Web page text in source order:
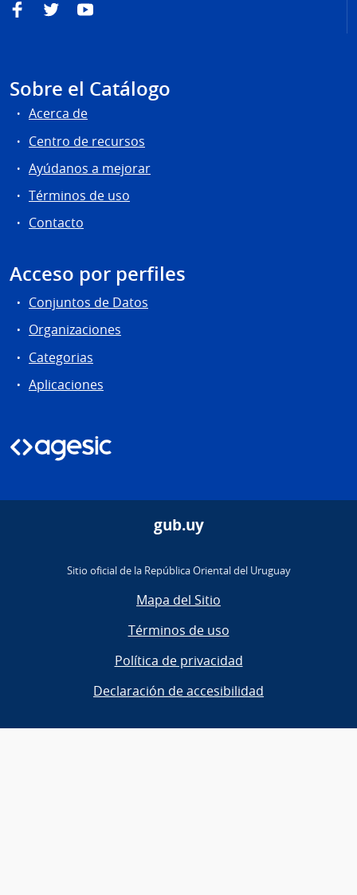
FacebookTwitterYouTube
Sobre el Catálogo
Acerca de
Centro de recursos
Ayúdanos a mejorar
Términos de uso
Contacto
Acceso por perfiles
Conjuntos de Datos
Organizaciones
Categorias
Aplicaciones
gub.uy
Sitio oficial de la República Oriental del Uruguay
Mapa del Sitio
Términos de uso
Política de privacidad
Declaración de accesibilidad